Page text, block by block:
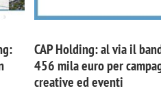
CAP Holding: al via il
456 mila euro per
creative ed eventi
di Deloitte Digital:
resta centrale, l’AI deve
talento»